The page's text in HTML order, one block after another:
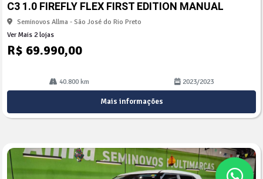
lhe
C3 1.0 FIREFLY FLEX FIRST EDITION MANUAL
Seminovos Allma - São José do Rio Preto
Ver Mais 2 lojas
R$ 69.990,00
40.800 km 2023/2023
Mais informações